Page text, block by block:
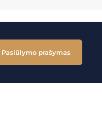
Pasiūlymo prašymas